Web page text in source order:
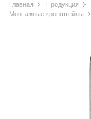
Главная Продукция
Монтажные кронштейны